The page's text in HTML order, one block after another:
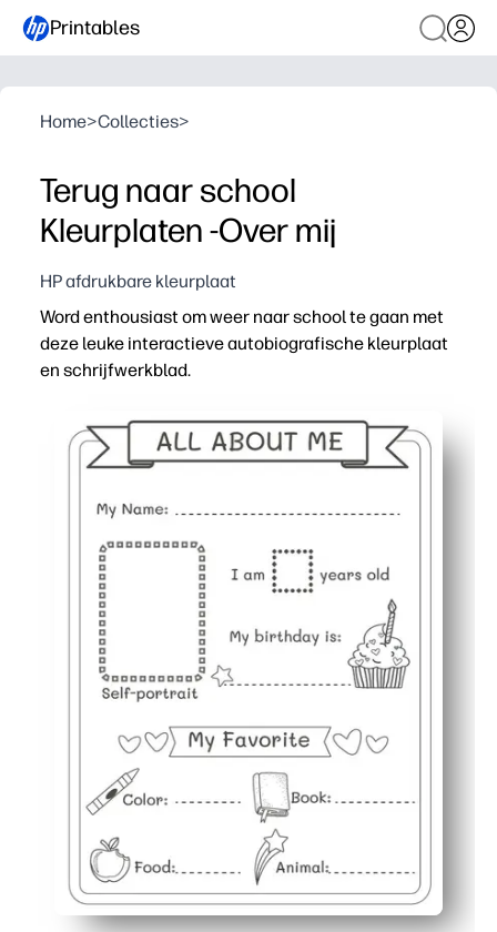
Printables
Home>Collecties>
Terug naar school
Kleurplaten -Over mij
HP afdrukbare kleurplaat
Word enthousiast om weer naar school te gaan met
deze leuke interactieve autobiografische kleurplaat
en schrijfwerkblad.
Afdrukken zonder voorbereiding: je hoeft alleen maar
Verhoogt het zelfvertrouwen - kinderen vieren wie ze
Flexibel gebruik - ideaal voor activiteiten op de eerste